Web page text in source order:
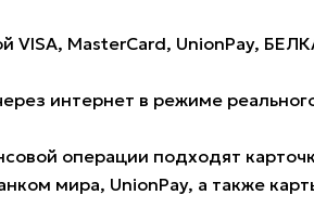
VISA, MasterCard, UnionPay,
интернет в режиме
операции подходят
мира, UnionPay, а также